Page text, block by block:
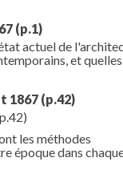
(p.1)
actuel de
et
1867 (p.42)
les méthodes
époque dans